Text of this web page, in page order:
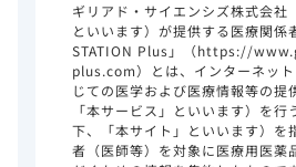
ギリアド・サイエンシズ株式会社
といいます）が提供する医療関係
STATION Plus」（https://
plus.com）とは、インターネッ
じての医学および医療情報等の提
「本サービス」といいます）を行
下、「本サイト」といいます）を
者（医師等）を対象に医療用医薬